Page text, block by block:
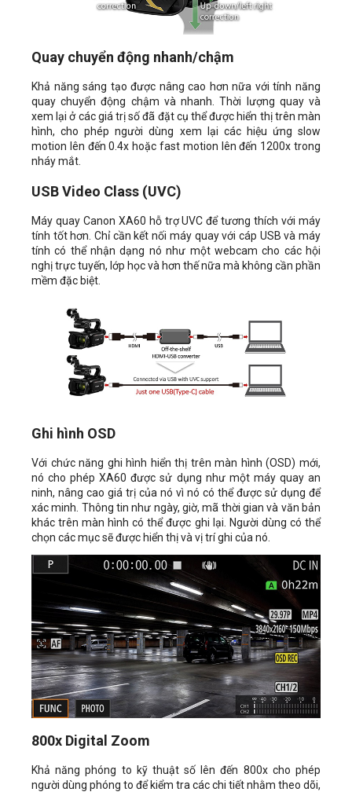
Quay chuyển động nhanh/chậm
Khả năng sáng tạo được nâng cao hơn nữa với tính năng
quay chuyển động chậm và nhanh. Thời lượng quay và
xem lại ở các giá trị số đã đặt cụ thể được hiển thị trên màn
hình, cho phép người dùng xem lại các hiệu ứng slow
motion lên đến 0.4x hoặc fast motion lên đến 1200x trong
nháy mắt.
USB Video Class (UVC)
Máy quay Canon XA60 hỗ trợ UVC để tương thích với máy
tính tốt hơn. Chỉ cần kết nối máy quay với cáp USB và máy
tính có thể nhận dạng nó như một webcam cho các hội
nghị trực tuyến, lớp học và hơn thế nữa mà không cần phần
mềm đặc biệt.
Ghi hình OSD
Với chức năng ghi hình hiển thị trên màn hình (OSD) mới,
nó cho phép XA60 được sử dụng như một máy quay an
ninh, nâng cao giá trị của nó vì nó có thể được sử dụng để
xác minh. Thông tin như ngày, giờ, mã thời gian và văn bản
khác trên màn hình có thể được ghi lại. Người dùng có thể
chọn các mục sẽ được hiển thị và vị trí ghi của nó.
800x Digital Zoom
Khả năng phóng to kỹ thuật số lên đến 800x cho phép
người dùng phóng to để kiểm tra các chi tiết nhằm theo dõi,